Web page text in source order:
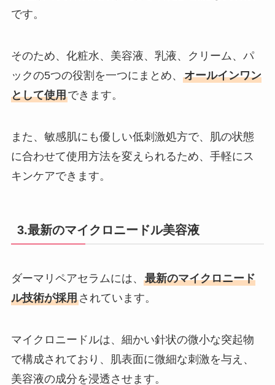
です。
そのため、化粧水、美容液、乳液、クリーム、パ
ックの5つの役割を一つにまとめ、 オールインワン
として使用できます。
また、敏感肌にも優しい低刺激処方で、肌の状態
に合わせて使用方法を変えられるため、手軽にス
キンケアできます。
3.最新のマイクロニードル美容液
ダーマリペアセラムには、 最新のマイクロニード
ル技術が採用されています。
マイクロニードルは、細かい針状の微小な突起物
で構成されており、肌表面に微細な刺激を与え、
美容液の成分を浸透させます。